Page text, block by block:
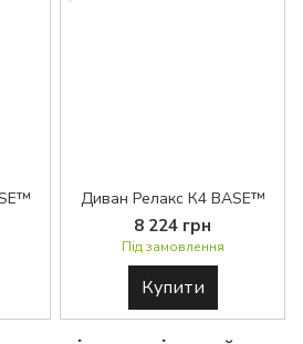
Диван Релакс К4 BASE™
8 224 грн
Під замовлення
Купити